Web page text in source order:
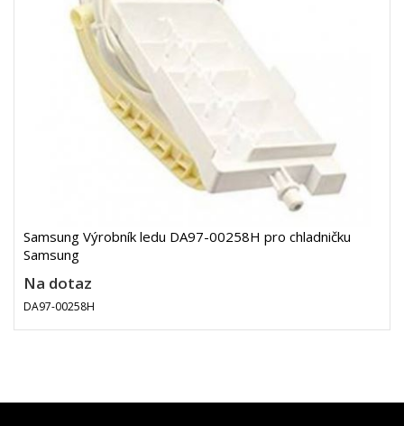
Samsung Výrobník ledu DA97-00258H pro chladničku
Samsung
Na dotaz
DA97-00258H